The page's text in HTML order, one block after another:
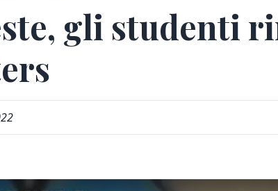
gli studenti